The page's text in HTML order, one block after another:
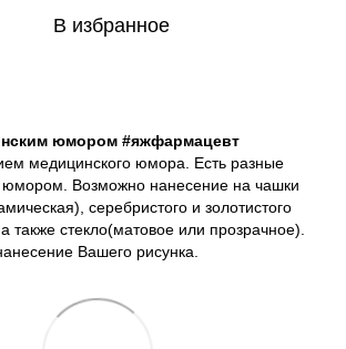
В избранное
юмором #яжфармацевт
медицинского юмора. Есть разные
юмором. Возможно нанесение на чашки
серебристого и золотистого
также стекло(матовое или прозрачное).
Вашего рисунка.